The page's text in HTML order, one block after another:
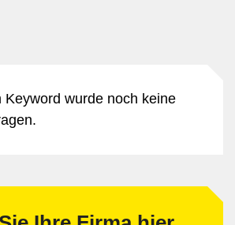
Keyword wurde noch keine